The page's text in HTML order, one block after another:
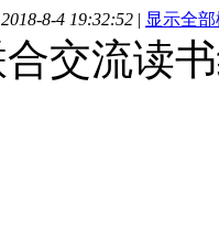
8-4 19:32:52 | 显示全
交流读